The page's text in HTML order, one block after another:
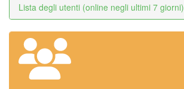
Lista degli utenti (online negli ultimi 7 giorni)